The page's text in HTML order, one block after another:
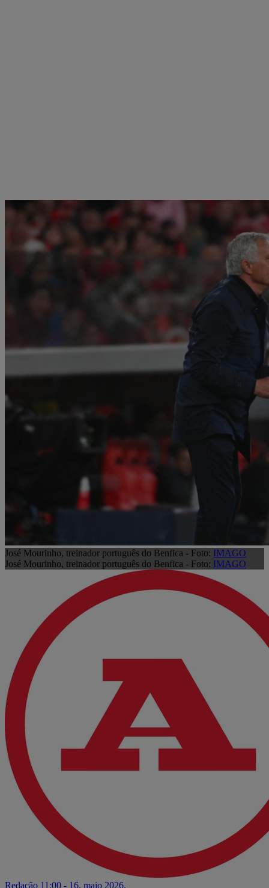
José Mourinho, treinador português do Benfica - Foto: IMAGO
José Mourinho, treinador português do Benfica - Foto: IMAGO
Redação 11:00 - 16. maio 2026.